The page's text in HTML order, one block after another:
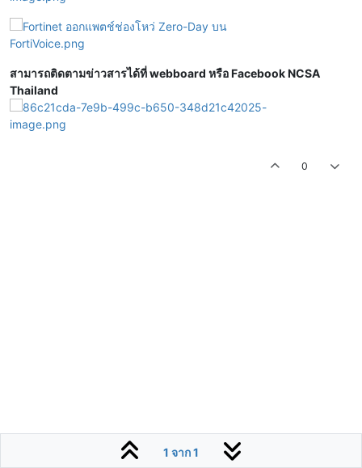
สามารถติดตามข่าวสารได้ที่ webboard หรือ Facebook NCSA
Thailand
0
1 จาก 1